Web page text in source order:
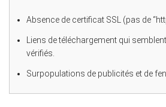
Absence de certificat SSL (pas de
Liens de téléchargement qui
vérifiés.
Surpopulations de publicités et de